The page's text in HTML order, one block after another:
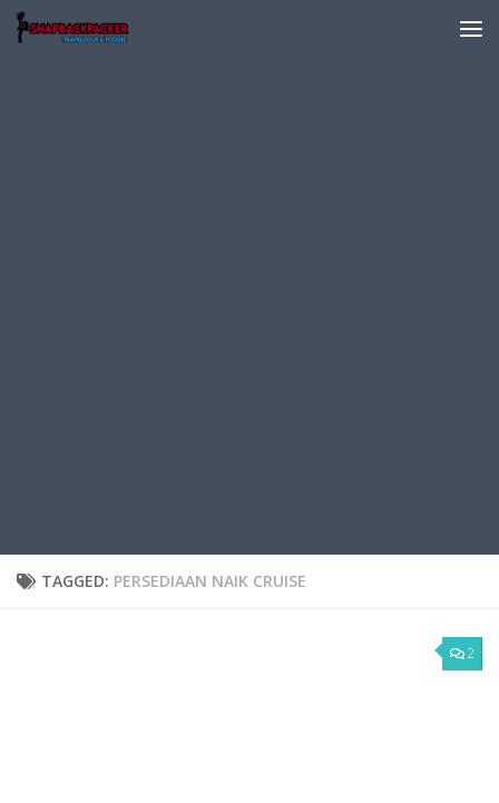
Skip to content
TAGGED: PERSEDIAAN NAIK CRUISE
2